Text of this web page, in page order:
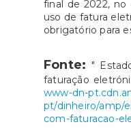
final de 2022,
uso de fatura
obrigatório para
Fonte: "
faturação
www-dn-
pt/dinheiro/amp/
com-faturacao-